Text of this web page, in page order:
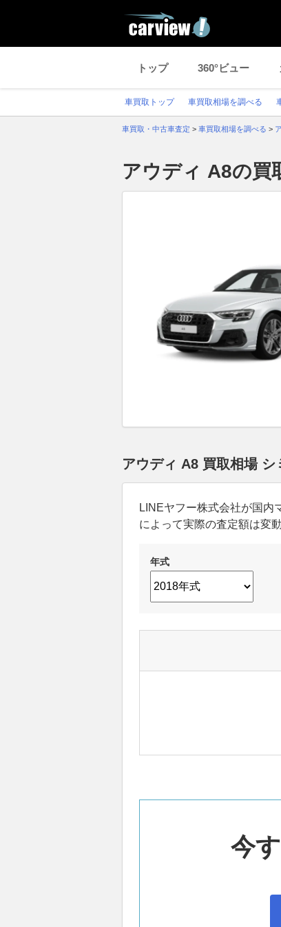
トップ 360°ビュー
車買取トップ 車買取相場を調べる
車買取・中古車査定 > 車買取相場を調べる >
アウディ A8の買
アウディ A8 買取相場 シ
LINEヤフー株式会社が国内
によって実際の査定額は変
年式
今